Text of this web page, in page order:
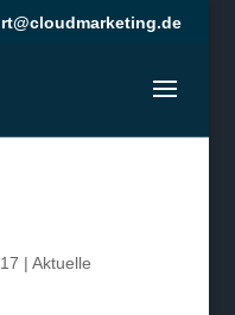
| Aktuelle